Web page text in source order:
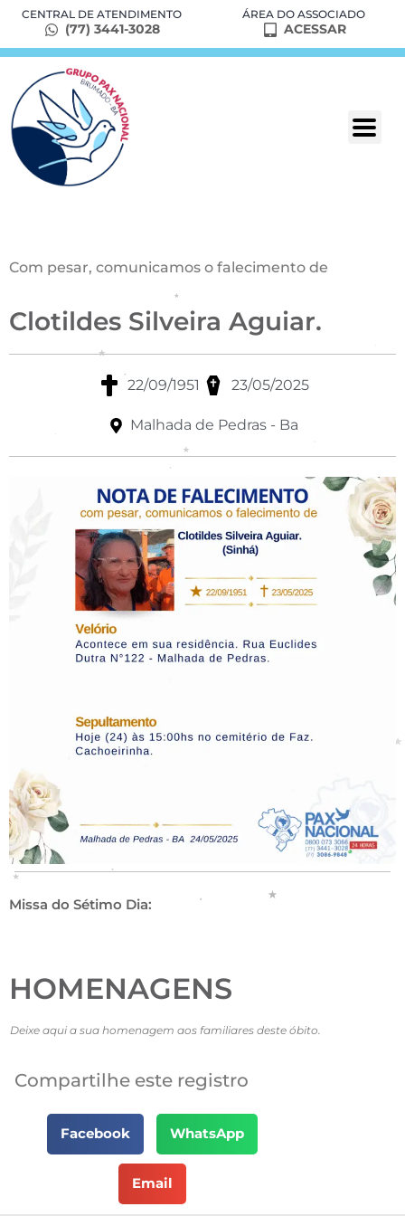
CENTRAL DE ATENDIMENTO
(77) 3441-3028
ÁREA DO ASSOCIADO
ACESSAR
Com pesar, comunicamos o falecimento de
Clotildes Silveira Aguiar.
22/09/1951 23/05/2025
Malhada de Pedras - Ba
Missa do Sétimo Dia:
HOMENAGENS
Deixe aqui a sua homenagem aos familiares deste óbito.
Compartilhe este registro
Facebook WhatsApp
Email